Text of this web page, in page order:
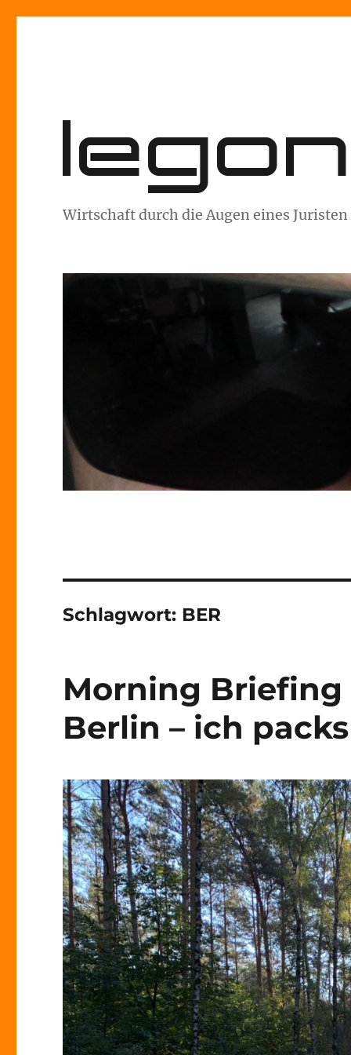
Wirtschaft durch die Augen eines Juristen
Schlagwort: BER
Morning Briefing
Berlin – ich